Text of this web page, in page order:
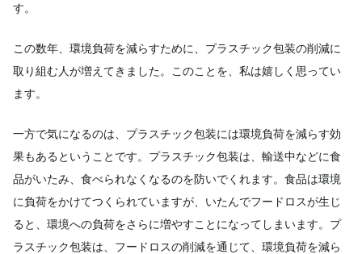
す。
この数年、環境負荷を減らすために、プラスチック包装の削減に
取り組む人が増えてきました。このことを、私は嬉しく思ってい
ます。
一方で気になるのは、プラスチック包装には環境負荷を減らす効
果もあるということです。プラスチック包装は、輸送中などに食
品がいたみ、食べられなくなるのを防いでくれます。食品は環境
に負荷をかけてつくられていますが、いたんでフードロスが生じ
ると、環境への負荷をさらに増やすことになってしまいます。プ
ラスチック包装は、フードロスの削減を通じて、環境負荷を減ら